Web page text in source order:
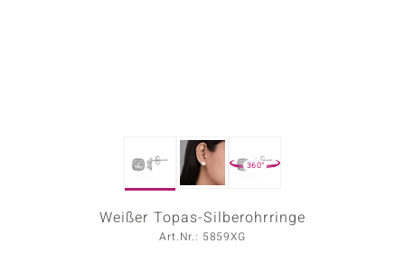
360°
Weißer Topas-Silberohrringe
Art.Nr.: 5859XG